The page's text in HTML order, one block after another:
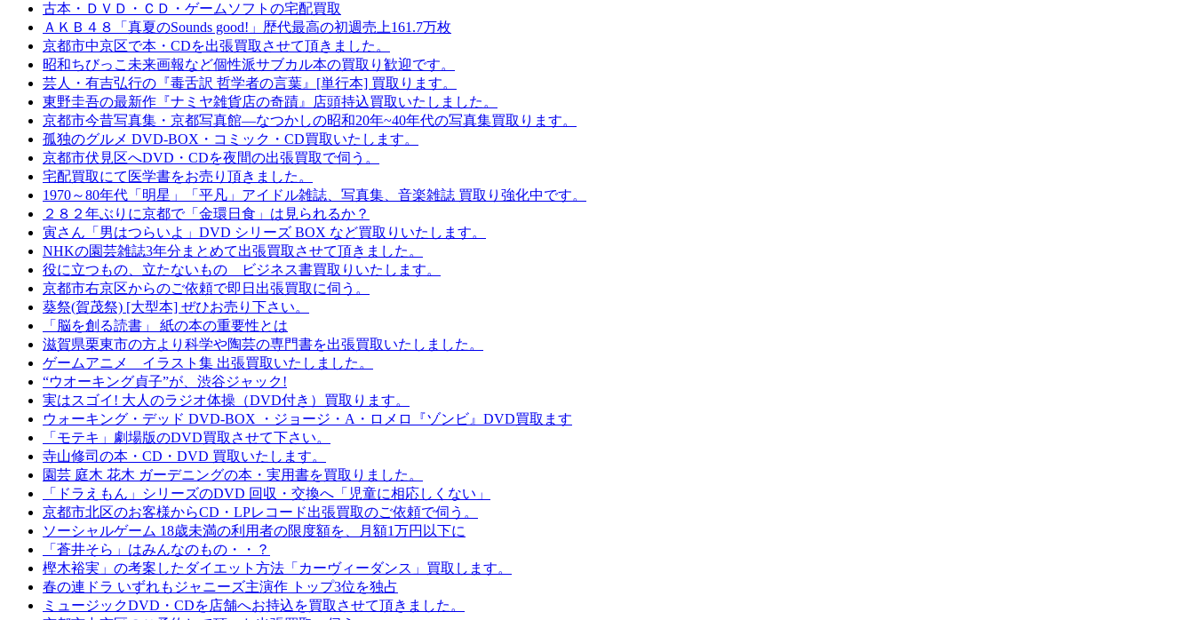
古本・ＤＶＤ・ＣＤ・ゲームソフトの宅配買取
ＡＫＢ４８「真夏のSounds good!」歴代最高の初週売上161.7万枚
京都市中京区で本・CDを出張買取させて頂きました。
昭和ちびっこ未来画報など個性派サブカル本の買取り歓迎です。
芸人・有吉弘行の『毒舌訳 哲学者の言葉』[単行本] 買取ります。
東野圭吾の最新作『ナミヤ雑貨店の奇蹟』店頭持込買取いたしました。
京都市今昔写真集・京都写真館―なつかしの昭和20年~40年代の写真集買取ります。
孤独のグルメ DVD-BOX・コミック・CD買取いたします。
京都市伏見区へDVD・CDを夜間の出張買取で伺う。
宅配買取にて医学書をお売り頂きました。
1970～80年代「明星」「平凡」アイドル雑誌、写真集、音楽雑誌 買取り強化中です。
２８２年ぶりに京都で「金環日食」は見られるか？
寅さん「男はつらいよ」DVD シリーズ BOX など買取りいたします。
NHKの園芸雑誌3年分まとめて出張買取させて頂きました。
役に立つもの、立たないもの ビジネス書買取りいたします。
京都市右京区からのご依頼で即日出張買取に伺う。
葵祭(賀茂祭) [大型本] ぜひお売り下さい。
「脳を創る読書」 紙の本の重要性とは
滋賀県栗東市の方より科学や陶芸の専門書を出張買取いたしました。
ゲームアニメ イラスト集 出張買取いたしました。
“ウオーキング貞子”が、渋谷ジャック!
実はスゴイ! 大人のラジオ体操（DVD付き）買取ります。
ウォーキング・デッド DVD-BOX ・ジョージ・A・ロメロ『ゾンビ』DVD買取ます
「モテキ」劇場版のDVD買取させて下さい。
寺山修司の本・CD・DVD 買取いたします。
園芸 庭木 花木 ガーデニングの本・実用書を買取りました。
「ドラえもん」シリーズのDVD 回収・交換へ「児童に相応しくない」
京都市北区のお客様からCD・LPレコード出張買取のご依頼で伺う。
ソーシャルゲーム 18歳未満の利用者の限度額を、月額1万円以下に
「蒼井そら」はみんなのもの・・？
樫木裕実」の考案したダイエット方法「カーヴィーダンス」買取します。
春の連ドラ いずれもジャニーズ主演作 トップ3位を独占
ミュージックDVD・CDを店舗へお持込を買取させて頂きました。